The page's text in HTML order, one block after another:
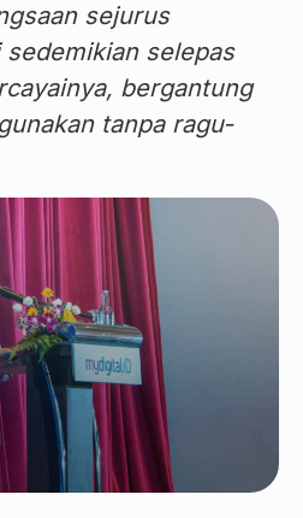
sejurus
sedemikian selepas
bergantung
tanpa ragu-